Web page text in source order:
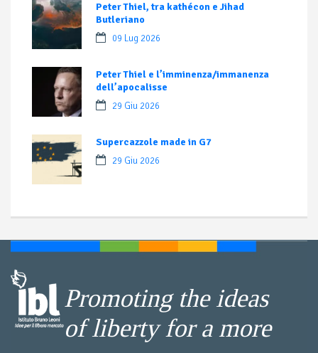
Peter Thiel, tra kathécon e Jihad
Butleriano
09 Lug 2026
Peter Thiel e l’imminenza/immanenza
dell’apocalisse
29 Giu 2026
Supercazzole made in G7
29 Giu 2026
Promoting the ideas
of liberty for a more